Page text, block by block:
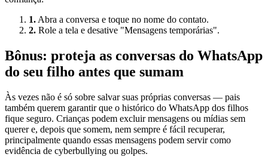
1. Abra a conversa e toque no nome do contato.
2. Role a tela e desative "Mensagens temporárias".
Bônus: proteja as conversas do WhatsApp
do seu filho antes que sumam
Às vezes não é só sobre salvar suas próprias conversas — pais
também querem garantir que o histórico do WhatsApp dos filhos
fique seguro. Crianças podem excluir mensagens ou mídias sem
querer e, depois que somem, nem sempre é fácil recuperar,
principalmente quando essas mensagens podem servir como
evidência de cyberbullying ou golpes.